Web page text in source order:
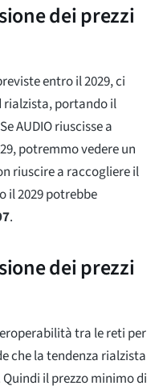
dei prezzi
entro il 2029, ci
portando il
AUDIO riuscisse a
potremmo vedere un
riuscire a raccogliere il
il 2029 potrebbe
.
dei prezzi
tra le reti per
che la tendenza rialzista
il prezzo minimo di